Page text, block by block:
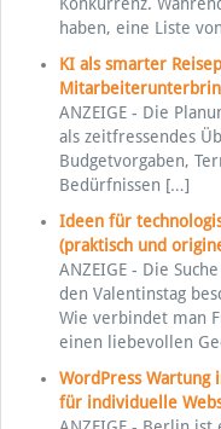
haben, eine Liste
KI als smarter
ANZEIGE - Die
als zeitfressendes
Budgetvorgaben,
Bedürfnissen […]
Ideen für
(praktisch und
ANZEIGE - Die
den Valentinstag
Wie verbindet man
einen liebevollen
WordPress Wartung
für individuelle